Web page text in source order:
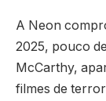
A Neon
2025, pouco
McCarthy,
filmes de